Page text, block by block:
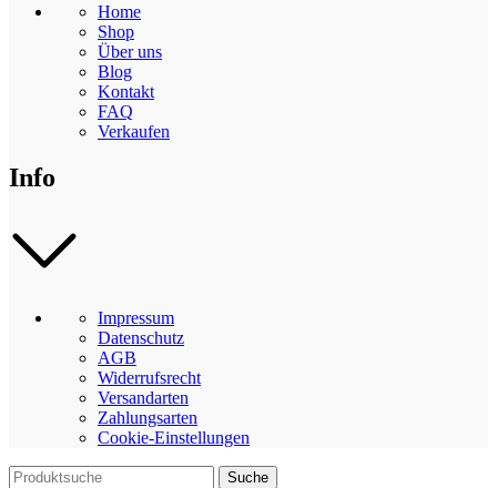
Home
Shop
Über uns
Blog
Kontakt
FAQ
Verkaufen
Info
Impressum
Datenschutz
AGB
Widerrufsrecht
Versandarten
Zahlungsarten
Cookie-Einstellungen
Suche